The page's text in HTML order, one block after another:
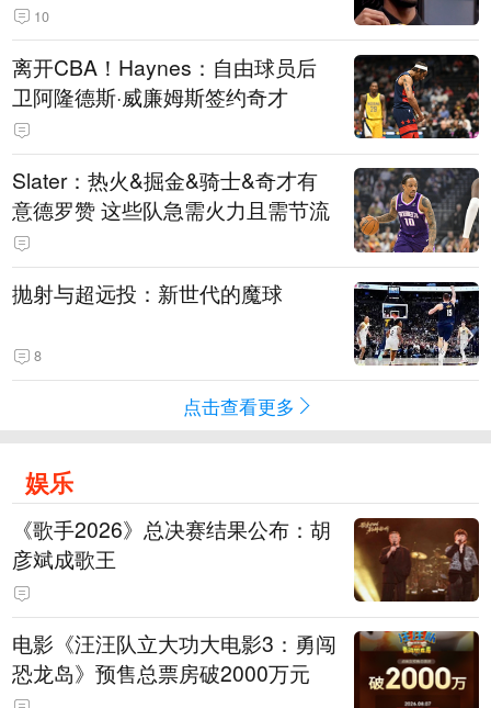
10
离开CBA！Haynes：自由球员后
卫阿隆德斯·威廉姆斯签约奇才
Slater：热火&掘金&骑士&奇才有
意德罗赞 这些队急需火力且需节流
抛射与超远投：新世代的魔球
8
点击查看更多
娱乐
《歌手2026》总决赛结果公布：胡
彦斌成歌王
电影《汪汪队立大功大电影3：勇闯
恐龙岛》预售总票房破2000万元